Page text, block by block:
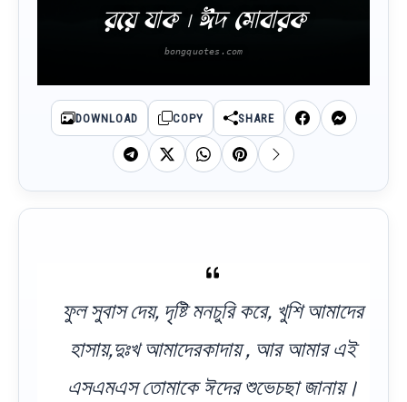
রয়ে যাক । ঈদ মোবারক
DOWNLOAD COPY SHARE
ফুল সুবাস দেয়, দৃষ্টি মনচুরি করে, খুশি আমাদের
হাসায়,দুঃখ আমাদেরকাদায় , আর আমার এই
এসএমএস তোমাকে ঈদের শুভেচছা জানায়।